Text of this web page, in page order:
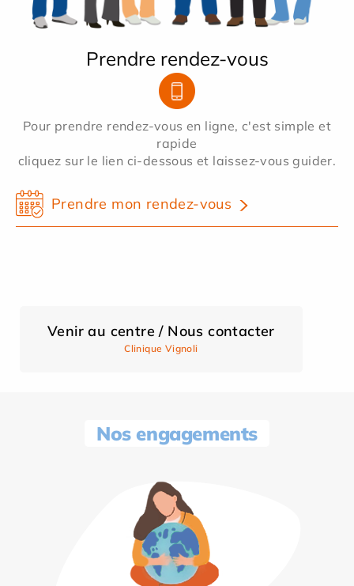
Prendre rendez-vous
Pour prendre rendez-vous en ligne, c'est simple et
rapide
cliquez sur le lien ci-dessous et laissez-vous guider.
Prendre mon rendez-vous
Venir au centre / Nous contacter
Clinique Vignoli
Nos engagements